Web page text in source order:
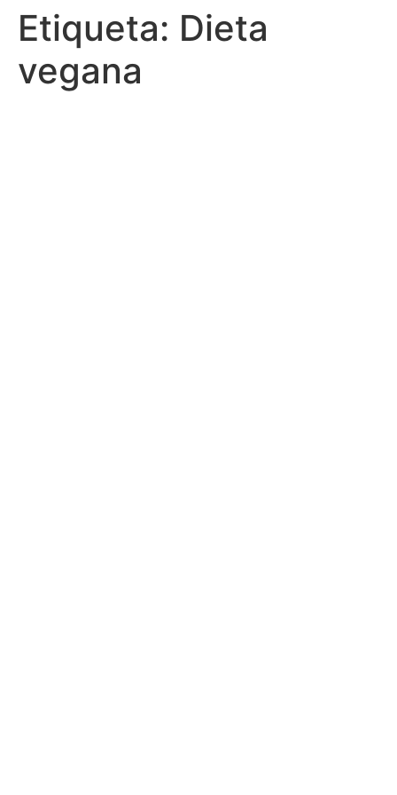
Etiqueta: Dieta
vegana